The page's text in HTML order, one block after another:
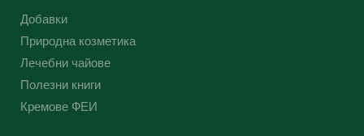
Добавки
Природна козметика
Лечебни чайове
Полезни книги
Кремове ФЕИ